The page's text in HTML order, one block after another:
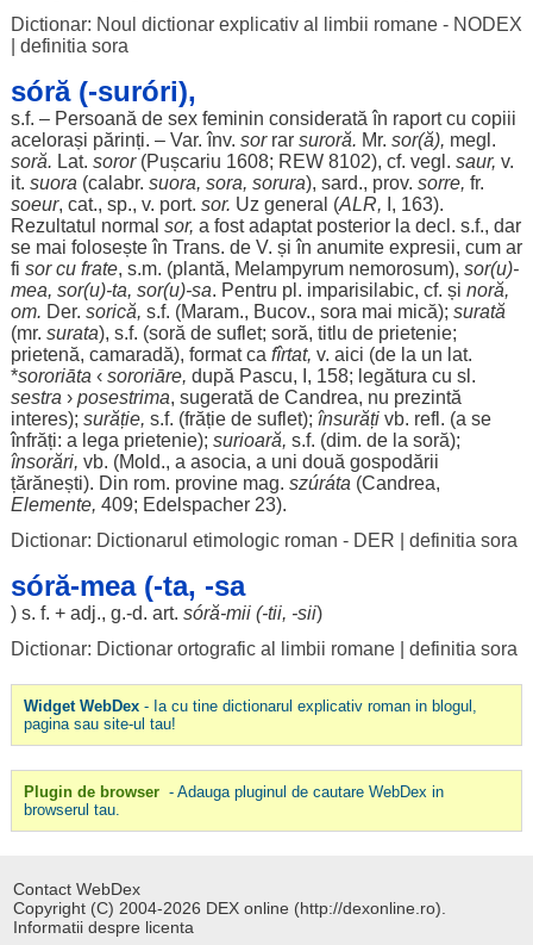
Dictionar: Noul dictionar explicativ al limbii romane - NODEX
definitia sora
sóră (-suróri),
s.f. – Persoană de sex feminin considerată în raportcu copiii
acelorași părinți. – Var. înv. sor rar suroră. Mr. sor(ă), megl.
soră. Lat. soror(Pușcariu 1608; REW 8102), cf. vegl. saur, v.
it. suora (calabr. suora, sora, sorura), sard., prov. sorre, fr.
soeur, cat., sp., v. port. sor. Uz general (ALR, I, 163).
Rezultatul normal sor, a fost adaptat posteriorla decl. s.f., dar
se mai foloseșteîn Trans. de V. și în anumite expresii, cum ar
fi sorcu frate, s.m. (plantă, Melampyrum nemorosum), sor(u)-
mea, sor(u)-ta, sor(u)-sa. Pentru pl. imparisilabic, cf. și noră,
om. Der. sorică, s.f. (Maram., Bucov., sora mai mică); surată
(mr. surata), s.f. (soră de suflet; soră, titlu de prietenie;
prietenă, camaradă), formatca fîrtat, v. aici (de la un lat.
*sororiāta ‹ sororiāre, după Pascu, I, 158; legătura cu sl.
sestra › posestrima, sugerată de Candrea, nu prezintă
interes); surăție, s.f. (frățiede suflet); însurățivb. refl. (a se
înfrăți: a lega prietenie); surioară, s.f. (dim. de la soră);
însorări, vb. (Mold., a asocia, a uni două gospodării
țărănești). Din rom. provinemag. szúráta (Candrea,
Elemente, 409; Edelspacher 23).
Dictionar: Dictionarul etimologic roman - DER
definitia sora
sóră-mea (-ta, -sa
) s. f. + adj., g.-d. art. sóră-mii(-tii, -sii)
Dictionar: Dictionar ortografic al limbii romane| definitia sora
Widget WebDex- Ia cu tine dictionarul explicativ roman in blogul,
pagina sau site-ul tau!
Plugin de browser - Adauga pluginul de cautare WebDex in
browserul tau.
Contact WebDex
Copyright (C) 2004-2026 DEX online (http://dexonline.ro).
Informatii despre licenta